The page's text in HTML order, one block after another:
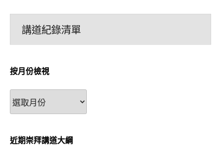
講道紀錄清單
按月份檢視
按
月
檢
視
近期崇拜講道大綱